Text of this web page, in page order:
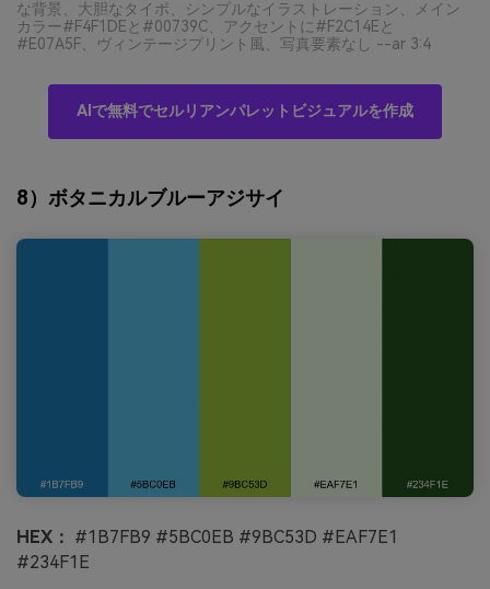
な背景、大胆なタイポ、シンプルなイラストレーション、メイン
カラー#F4F1DEと#00739C、アクセントに#F2C14Eと
#E07A5F、ヴィンテージプリント風、写真要素なし --ar 3:4
AIで無料でセルリアンパレットビジュアルを作成
8）ボタニカルブルーアジサイ
HEX： #1B7FB9 #5BC0EB #9BC53D #EAF7E1
#234F1E